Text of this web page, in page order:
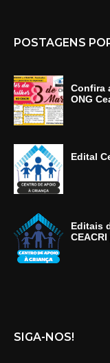
POSTAGENS
Confira
ONG
Edital
Editais
SIGA-NOS!